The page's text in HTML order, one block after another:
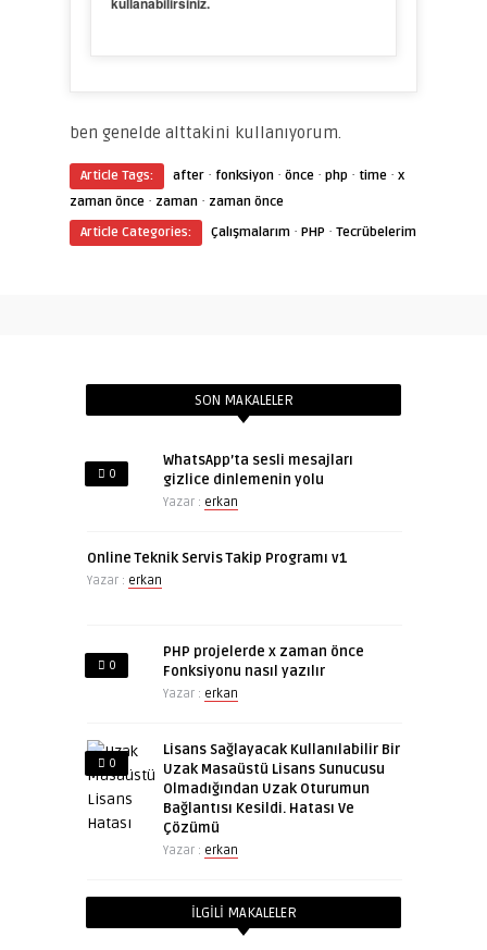
ben genelde alttakini kullanıyorum.
Article Tags: after · fonksiyon · önce · php · time · x
zaman önce · zaman · zaman önce
Article Categories:
Çalışmalarım · PHP · Tecrübelerim
SON MAKALELER
0
WhatsApp’ta sesli mesajları
gizlice dinlemenin yolu
Yazar : erkan
Online Teknik Servis Takip Programı v1
Yazar : erkan
0
PHP projelerde x zaman önce
Fonksiyonu nasıl yazılır
Yazar : erkan
0
Lisans Sağlayacak Kullanılabilir Bir
Uzak Masaüstü Lisans Sunucusu
Olmadığından Uzak Oturumun
Bağlantısı Kesildi. Hatası Ve
Çözümü
Yazar : erkan
İLGILI MAKALELER